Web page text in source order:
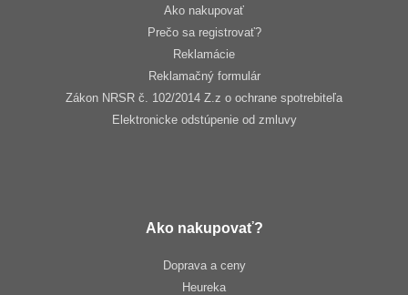
Ako nakupovať
Prečo sa registrovať?
Reklamácie
Reklamačný formulár
Zákon NRSR č. 102/2014 Z.z o ochrane spotrebiteľa
Elektronicke odstúpenie od zmluvy
Ako nakupovať?
Doprava a ceny
Heureka